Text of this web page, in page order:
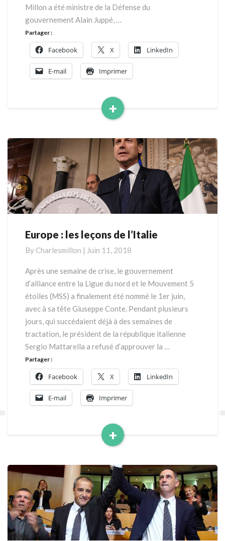
symbolique
!»
Millon a été ministre de la Défense du
gouvernement Alain Juppé, …
+
Read
Partager :
Facebook X LinkedIn
E-mail Imprimer
Europe
les
leçons
de
l’Italie
Europe : les leçons de l’Italie
By Charlesmillon | Juin 11, 2018
Après une semaine de crise, le gouvernement
d’alliance entre la Ligue du nord et le Mouvement 5
étoiles (MSS) a finalement été nommé le 1er juin,
avec à sa tête Giuseppe Conte. Pendant plusieurs
jours, qui succédaient déjà à des semaines de
tractation, le président de la république italienne
Sergio Mattarella a refusé d’approuver la …
+
Read
Partager :
Facebook X LinkedIn
E-mail Imprimer